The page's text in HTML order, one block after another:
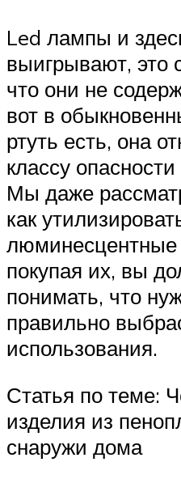
Led лампы и
выигрывают, это
что они не
вот в
ртуть есть, она
классу
Мы даже
как
покупая их, вы
понимать, что
правильно
использования.
Статья по теме:
изделия из
снаружи дома